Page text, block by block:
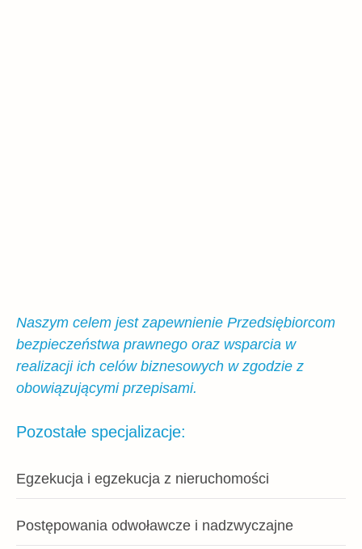
Naszym celem jest zapewnienie Przedsiębiorcom
bezpieczeństwa prawnego oraz wsparcia w
realizacji ich celów biznesowych w zgodzie z
obowiązującymi przepisami.
Pozostałe specjalizacje:
Egzekucja i egzekucja z nieruchomości
Postępowania odwoławcze i nadzwyczajne